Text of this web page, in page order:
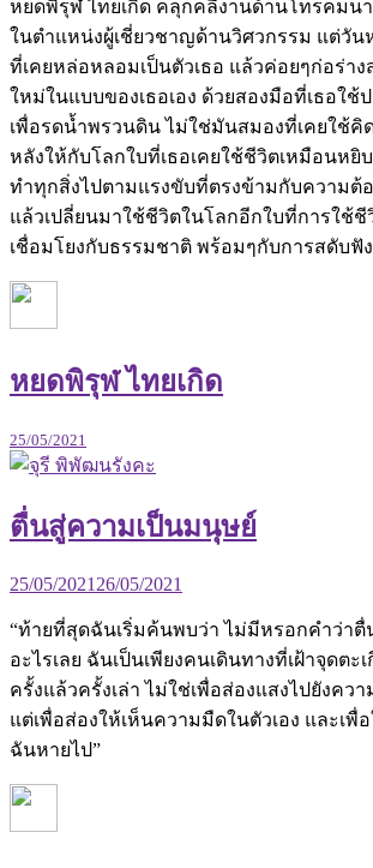
หยดพิรุฬ ไทยเกิด คลุกคลีงานด้านโทรคมน
ในตำแหน่งผู้เชี่ยวชาญด้านวิศวกรรม แต่วัน
ที่เคยหล่อหลอมเป็นตัวเธอ แล้วค่อยๆก่อร่า
ใหม่ในแบบของเธอเอง ด้วยสองมือที่เธอใช้
เพื่อรดน้ำพรวนดิน ไม่ใช่มันสมองที่เคยใช้
หลังให้กับโลกใบที่เธอเคยใช้ชีวิตเหมือนห
ทำทุกสิ่งไปตามแรงขับที่ตรงข้ามกับความต้อ
แล้วเปลี่ยนมาใช้ชีวิตในโลกอีกใบที่การใช้
เชื่อมโยงกับธรรมชาติ พร้อมๆกับการสดับฟัง
หยดพิรุฬ ไทยเกิด
25/05/2021
ตื่นสู่ความเป็นมนุษย์
25/05/2021 26/05/2021
“ท้ายที่สุดฉันเริ่มค้นพบว่า ไม่มีหรอกคำว่าตื่
อะไรเลย ฉันเป็นเพียงคนเดินทางที่เฝ้าจุดตะ
ครั้งแล้วครั้งเล่า ไม่ใช่เพื่อส่องแสงไปยังคว
แต่เพื่อส่องให้เห็นความมืดในตัวเอง และเพื่
ฉันหายไป”